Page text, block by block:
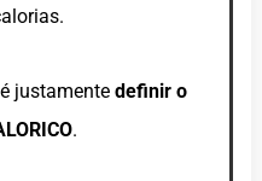
justamente definir o
.